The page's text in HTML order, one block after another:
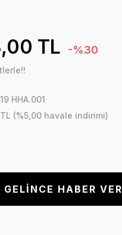
TL -%30
HHA.001
(%5,00 havale indirimi)
GELİNCE HABER VER